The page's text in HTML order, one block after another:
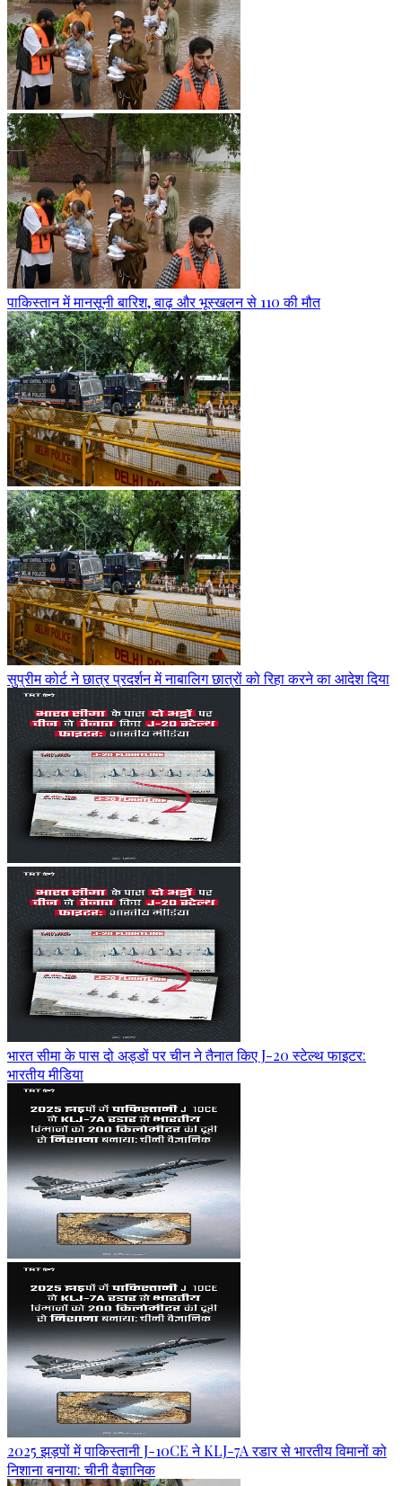
पाकिस्तान में मानसूनी बारिश, बाढ़ और भूस्खलन से 110 की मौत
सुप्रीम कोर्ट ने छात्र प्रदर्शन में नाबालिग छात्रों को रिहा करने का आदेश दिया
भारत सीमा के पास दो अड्डों पर चीन ने तैनात किए J-20 स्टेल्थ फाइटर:
भारतीय मीडिया
2025 झड़पों में पाकिस्तानी J-10CE ने KLJ-7A रडार से भारतीय विमानों को
निशाना बनाया: चीनी वैज्ञानिक